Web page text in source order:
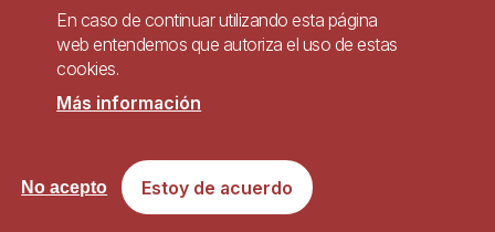
En caso de continuar utilizando esta página
web entendemos que autoriza el uso de estas
cookies.
Más información
Estoy de acuerdo
No acepto